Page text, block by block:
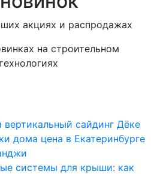
акциях и распродажах
на строительном
вертикальный сайдинг Дёке
дома цена в Екатеринбурге
системы для крыши: как